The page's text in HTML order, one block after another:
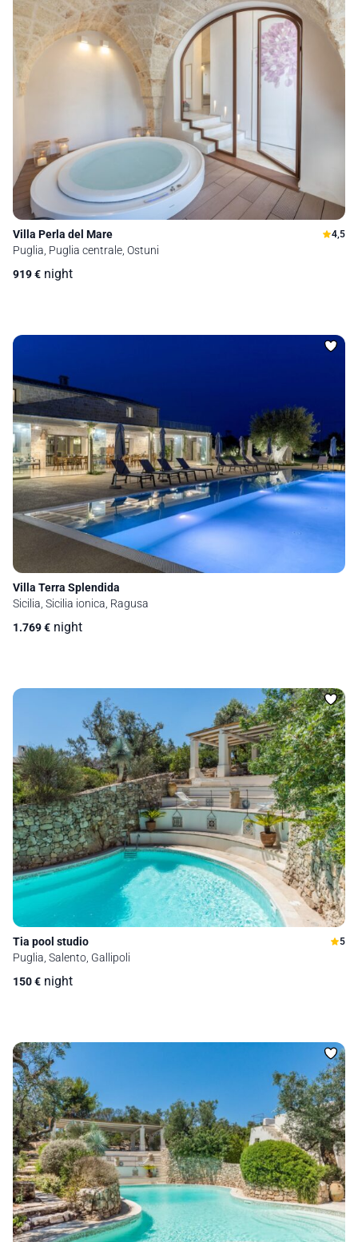
Villa Perla del Mare 4,5
Puglia, Puglia centrale, Ostuni
919€ night
Villa Terra Splendida
Sicilia, Sicilia ionica, Ragusa
1.769€ night
Tia pool studio 5
Puglia, Salento, Gallipoli
150€ night